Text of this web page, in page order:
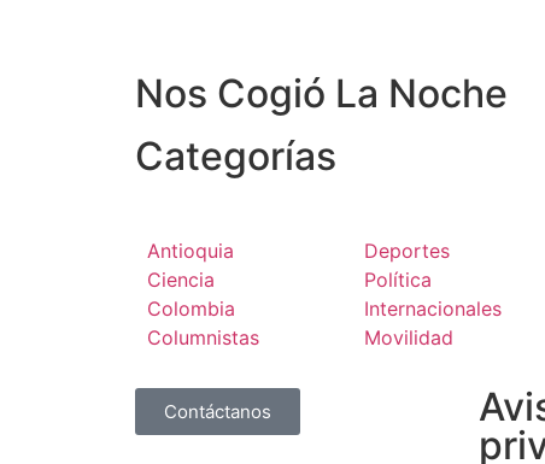
Nos Cogió La Noche
Categorías
Antioquia
Ciencia
Colombia
Columnistas
Deportes
Política
Internacionales
Movilidad
Contáctanos